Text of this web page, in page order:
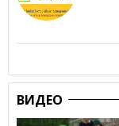
ВИДЕО